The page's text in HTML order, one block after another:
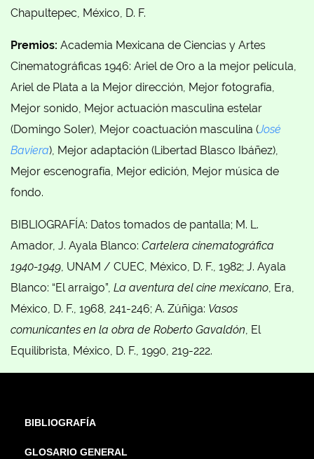
Chapultepec, México, D. F.
Premios: Academia Mexicana de Ciencias y Artes
Cinematográficas 1946: Ariel de Oro a la mejor película,
Ariel de Plata a la Mejor dirección, Mejor fotografía,
Mejor sonido, Mejor actuación masculina estelar
(Domingo Soler), Mejor coactuación masculina (José
Baviera), Mejor adaptación (Libertad Blasco Ibáñez),
Mejor escenografía, Mejor edición, Mejor música de
fondo.
BIBLIOGRAFÍA: Datos tomados de pantalla; M. L.
Amador, J. Ayala Blanco: Cartelera cinematográfica
1940-1949, UNAM / CUEC, México, D. F., 1982; J. Ayala
Blanco: “El arraigo”, La aventura del cine mexicano, Era,
México, D. F., 1968, 241-246; A. Zúñiga: Vasos
comunicantes en la obra de Roberto Gavaldón, El
Equilibrista, México, D. F., 1990, 219-222.
BIBLIOGRAFÍA
GLOSARIO GENERAL